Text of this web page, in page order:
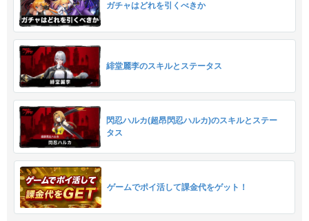
ガチャはどれを引くべきか
緋堂麗李のスキルとステータス
閃忍ハルカ(超昂閃忍ハルカ)のスキルとステー
タス
ゲームでポイ活して課金代をゲット！